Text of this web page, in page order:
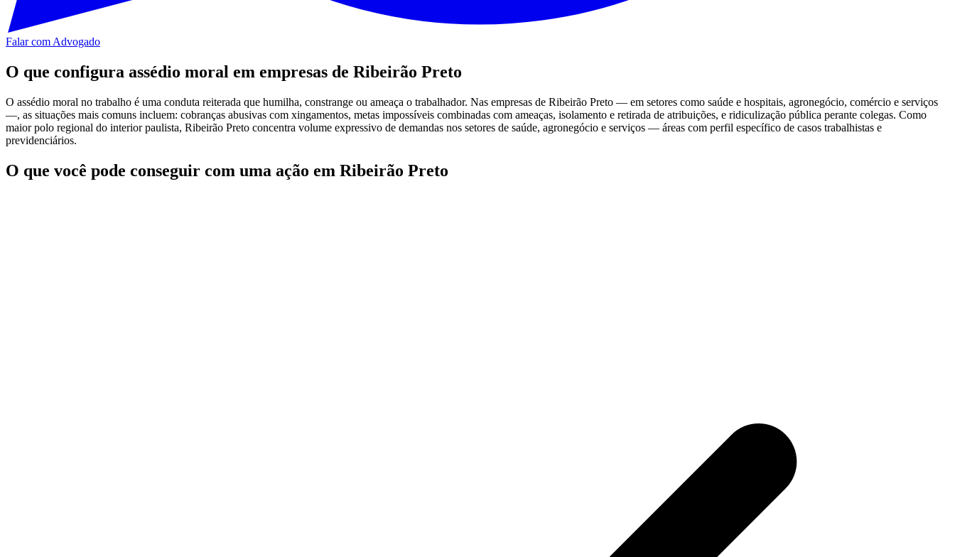
Falar com Advogado
O que configura assédio moral em empresas de Ribeirão Preto
O assédio moral no trabalho é uma conduta reiterada que humilha, constrange ou ameaça o trabalhador. Nas empresas de Ribeirão Preto — em setores como saúde e hospitais, agronegócio, comércio e serviços
—, as situações mais comuns incluem: cobranças abusivas com xingamentos, metas impossíveis combinadas com ameaças, isolamento e retirada de atribuições, e ridiculização pública perante colegas. Como
maior polo regional do interior paulista, Ribeirão Preto concentra volume expressivo de demandas nos setores de saúde, agronegócio e serviços — áreas com perfil específico de casos trabalhistas e
previdenciários.
O que você pode conseguir com uma ação em Ribeirão Preto